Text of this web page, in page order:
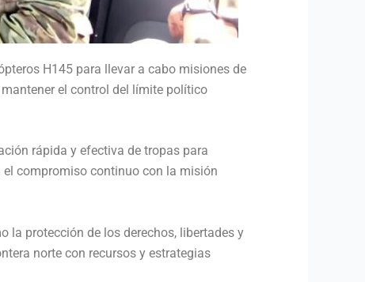
H145 para llevar a cabo misiones de
el control del límite político
rápida y efectiva de tropas para
compromiso continuo con la misión
la protección de los derechos, libertades y
norte con recursos y estrategias